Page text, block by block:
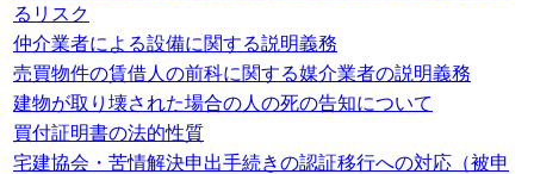
るリスク
仲介業者による設備に関する説明義務
売買物件の賃借人の前科に関する媒介業者の説明義務
建物が取り壊された場合の人の死の告知について
買付証明書の法的性質
宅建協会・苦情解決申出手続きの認証移行への対応（被申